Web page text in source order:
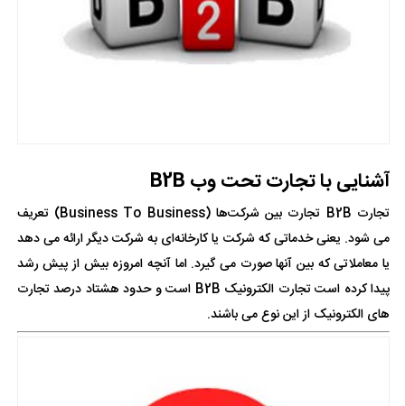
آشنایی با تجارت تحت وب B2B
تجارت B2B تجارت بین شرکت‌ها (Business To Business) تعریف
می شود. یعنی خدماتی که شرکت یا کارخانه‌ای به شرکت دیگر ارائه می دهد
یا معاملاتی که بین آنها صورت می گیرد. اما آنچه امروزه بیش از پیش رشد
پیدا کرده است تجارت الکترونیک B2B است و حدود هشتاد درصد تجارت
های الکترونیک از این نوع می باشند.